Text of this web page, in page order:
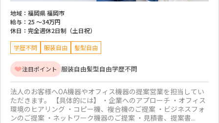
地域： 福岡県 福岡市
給与： 25 ～34万円
休日： 完全週休2日制（土日祝）
学歴不問 服装自由 髪型自由
注目ポイント 服装自由髪型自由学歴不問
法人のお客様へOA機器やオフィス機器の提案営業を担当してい
ただきます。 【具体的には】 ・企業へのアプローチ ・オフィス
環境のヒアリング ・コピー機、複合機のご提案 ・ビジネスフォ
ンのご提案 ・ネットワーク機器のご提案 ・見積書、提案書...